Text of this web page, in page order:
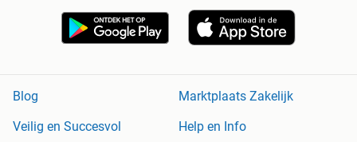
Blog
Marktplaats Zakelijk
Veilig en Succesvol
Help en Info